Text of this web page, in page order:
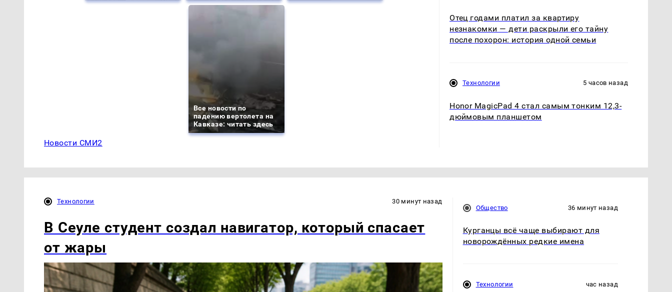
Все новости по
падению вертолета на
Кавказе: читать здесь
Новости СМИ2
Отец годами платил за квартиру
незнакомки — дети раскрыли его тайну
после похорон: история одной семьи
Технологии 5 часов назад
Honor MagicPad 4 стал самым тонким 12,3-
дюймовым планшетом
Технологии 30 минут назад
В Сеуле студент создал навигатор, который спасает
от жары
Общество 36 минут назад
Курганцы всё чаще выбирают для
новорождённых редкие имена
Технологии час назад